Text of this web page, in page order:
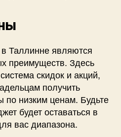
Таллинне являются
преимуществ. Здесь
скидок и акций,
получить
по низким ценам. Будьте
будет оставаться в
вас диапазона.